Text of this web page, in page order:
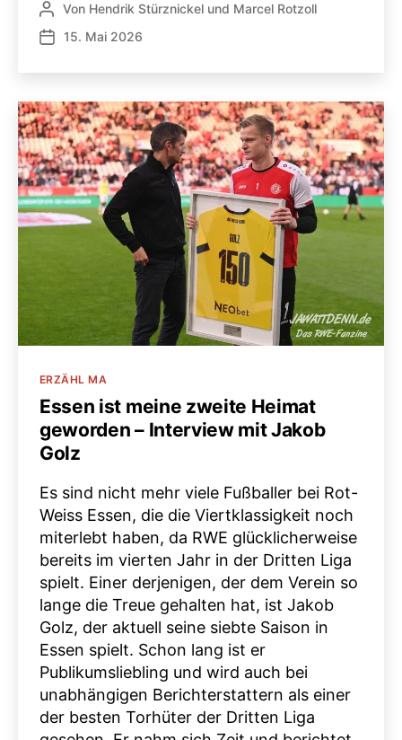
Beitragsautor
Von Hendrik Stürznickel und Marcel Rotzoll
Veröffentlichungsdatum
15. Mai 2026
Kategorien
ERZÄHL MA
Essen ist meine zweite Heimat
geworden – Interview mit Jakob
Golz
Es sind nicht mehr viele Fußballer bei Rot-
Weiss Essen, die die Viertklassigkeit noch
miterlebt haben, da RWE glücklicherweise
bereits im vierten Jahr in der Dritten Liga
spielt. Einer derjenigen, der dem Verein so
lange die Treue gehalten hat, ist Jakob
Golz, der aktuell seine siebte Saison in
Essen spielt. Schon lang ist er
Publikumsliebling und wird auch bei
unabhängigen Berichterstattern als einer
der besten Torhüter der Dritten Liga